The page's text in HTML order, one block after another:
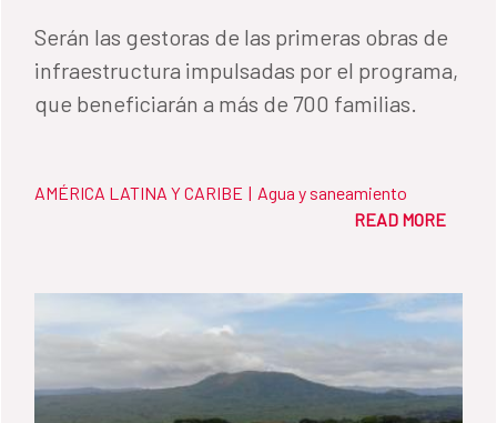
Serán las gestoras de las primeras obras de
infraestructura impulsadas por el programa,
que beneficiarán a más de 700 familias.
AMÉRICA LATINA Y CARIBE | Agua y saneamiento
READ MORE